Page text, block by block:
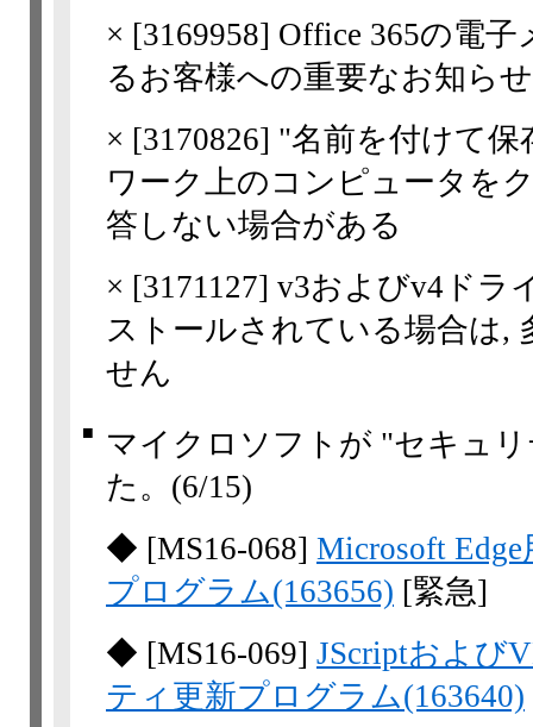
× [3169958] Office 365の電
るお客様への重要なお知らせ
× [3170826] "名前を付けて
ワーク上のコンピュータを
答しない場合がある
× [3171127] v3およびv4ドラ
ストールされている場合は,
せん
■
マイクロソフトが "セキュ
た。 (6/15)
◆ [MS16-068] Microsoft
プログラム(163656) [緊急]
◆ [MS16-069] JScriptおよび
ティ更新プログラム(163640)